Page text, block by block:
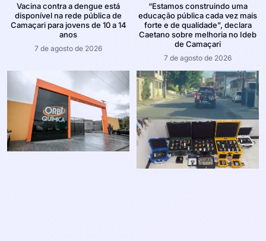
Vacina contra a dengue está
disponível na rede pública de
Camaçari para jovens de 10 a 14
anos
7 de agosto de 2026
“Estamos construindo uma
educação pública cada vez mais
forte e de qualidade”, declara
Caetano sobre melhoria no Ideb
de Camaçari
7 de agosto de 2026